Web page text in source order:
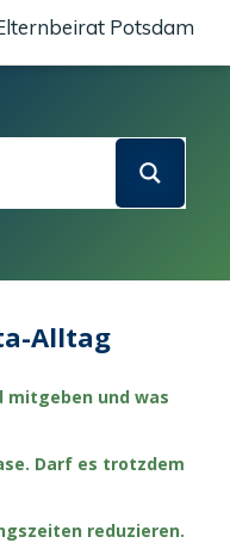
Alltag
mitgeben und was
Darf es trotzdem
reduzieren.